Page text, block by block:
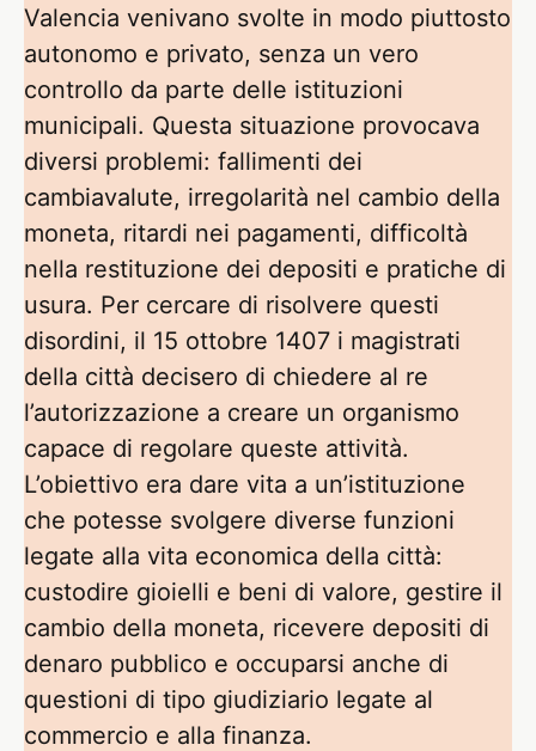
Valencia venivano svolte in modo piuttosto
autonomo e privato, senza un vero
controllo da parte delle istituzioni
municipali. Questa situazione provocava
diversi problemi: fallimenti dei
cambiavalute, irregolarità nel cambio della
moneta, ritardi nei pagamenti, difficoltà
nella restituzione dei depositi e pratiche di
usura. Per cercare di risolvere questi
disordini, il 15 ottobre 1407 i magistrati
della città decisero di chiedere al re
l’autorizzazione a creare un organismo
capace di regolare queste attività.
L’obiettivo era dare vita a un’istituzione
che potesse svolgere diverse funzioni
legate alla vita economica della città:
custodire gioielli e beni di valore, gestire il
cambio della moneta, ricevere depositi di
denaro pubblico e occuparsi anche di
questioni di tipo giudiziario legate al
commercio e alla finanza.